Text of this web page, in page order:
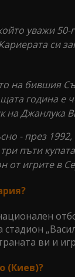
уважи
си
на бившия
година е
на Джанлука
- през
пъти
игрите в
ви и
(Киев)?